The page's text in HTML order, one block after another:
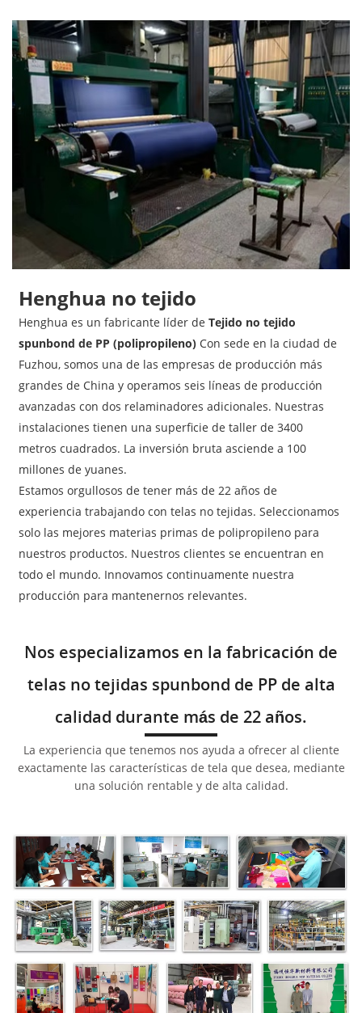
Henghua no tejido
Henghua es un fabricante líder deTejido no tejido
spunbond de PP (polipropileno) Con sede en la ciudad de
Fuzhou, somos una de las empresas de producción más
grandes de China y operamos seis líneas de producción
avanzadas con dos relaminadores adicionales. Nuestras
instalaciones tienen una superficie de taller de 3400
metros cuadrados. La inversión bruta asciende a 100
millones de yuanes.
Estamos orgullosos de tener más de 22 años de
experiencia trabajando con telas no tejidas. Seleccionamos
solo las mejores materias primas de polipropileno para
nuestros productos. Nuestros clientes se encuentran en
todo el mundo. Innovamos continuamente nuestra
producción para mantenernos relevantes.
Nos especializamos en la fabricación de
telas no tejidas spunbond de PP de alta
calidad durante más de 22 años.
La experiencia que tenemos nos ayuda a ofrecer al cliente
exactamente las características de tela que desea, mediante
una solución rentable y de alta calidad.